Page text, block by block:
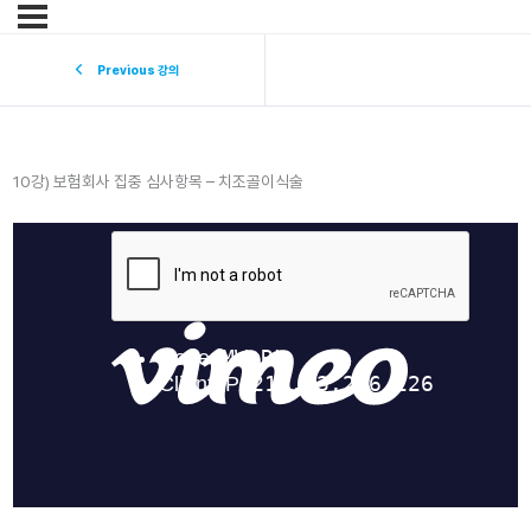
Previous 강의
10강) 보험회사 집중 심사항목 – 치조골이식술